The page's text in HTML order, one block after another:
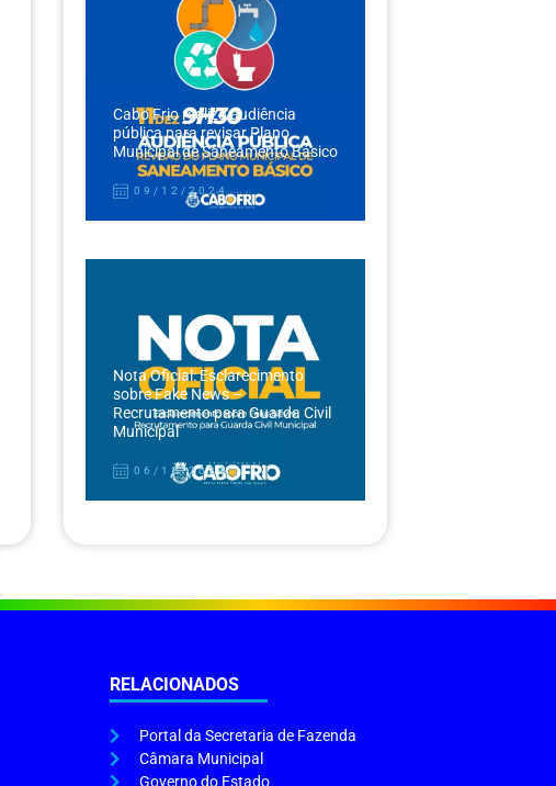
Cabo Frio realiza audiência
pública para revisar Plano
Municipal de Saneamento Básico
09/12/2024
Nota Oficial: Esclarecimento
sobre Fake News –
Recrutamento para Guarda Civil
Municipal
06/12/2024
RELACIONADOS
Portal da Secretaria de Fazenda
Câmara Municipal
Governo do Estado